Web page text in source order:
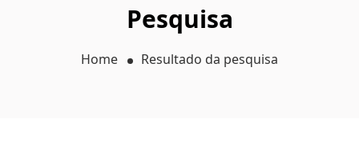
Pesquisa
Home Resultado da pesquisa